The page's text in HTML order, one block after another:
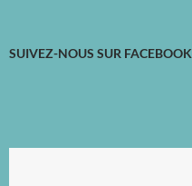
SUIVEZ-NOUS SUR FACEBOOK